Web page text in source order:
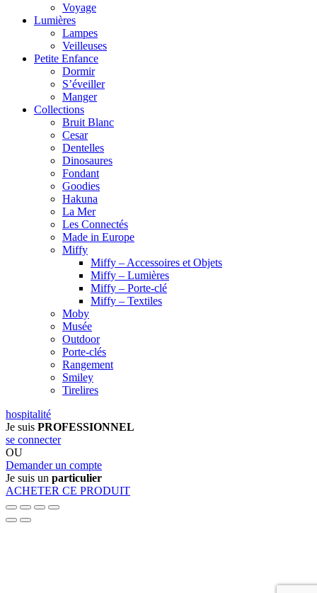
Voyage
Lumières
Lampes
Veilleuses
Petite Enfance
Dormir
S’éveiller
Manger
Collections
Bruit Blanc
Cesar
Dentelles
Dinosaures
Fondant
Goodies
Hakuna
La Mer
Les Connectés
Made in Europe
Miffy
Miffy – Accessoires et Objets
Miffy – Lumières
Miffy – Porte-clé
Miffy – Textiles
Moby
Musée
Outdoor
Porte-clés
Rangement
Smiley
Tirelires
hospitalité
Je suis PROFESSIONNEL
se connecter
OU
Demander un compte
Je suis un particulier
ACHETER CE PRODUIT